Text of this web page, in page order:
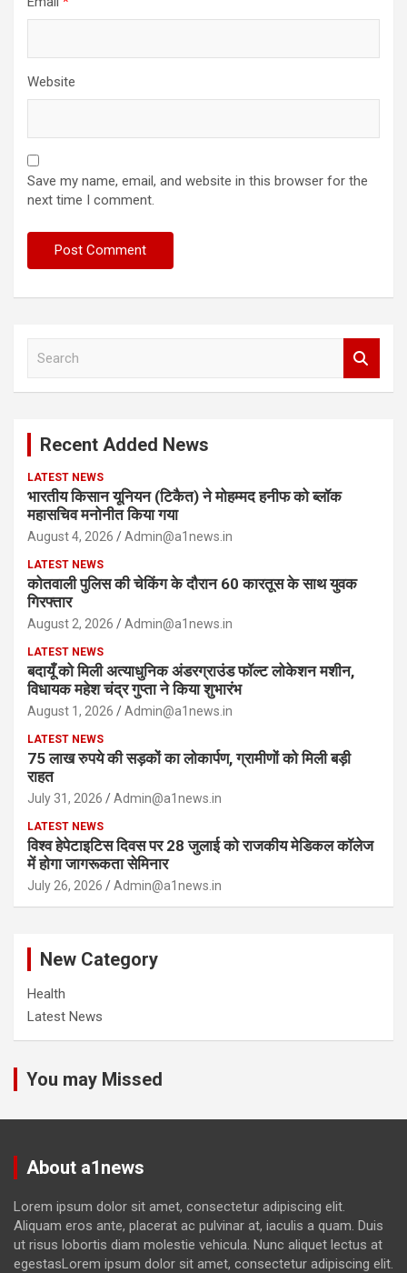
Website
Save my name, email, and website in this browser for the
next time I comment.
Recent Added News
LATEST NEWS
भारतीय किसान यूनियन (टिकैत) ने मोहम्मद हनीफ को ब्लॉक
महासचिव मनोनीत किया गया
August 4, 2026 Admin@a1news.in
LATEST NEWS
कोतवाली पुलिस की चेकिंग के दौरान 60 कारतूस के साथ युवक
गिरफ्तार
August 2, 2026 Admin@a1news.in
LATEST NEWS
बदायूँ को मिली अत्याधुनिक अंडरग्राउंड फॉल्ट लोकेशन मशीन,
विधायक महेश चंद्र गुप्ता ने किया शुभारंभ
August 1, 2026 Admin@a1news.in
LATEST NEWS
75 लाख रुपये की सड़कों का लोकार्पण, ग्रामीणों को मिली बड़ी
राहत
July 31, 2026 Admin@a1news.in
LATEST NEWS
विश्व हेपेटाइटिस दिवस पर 28 जुलाई को राजकीय मेडिकल कॉलेज
में होगा जागरूकता सेमिनार
July 26, 2026 Admin@a1news.in
New Category
Health
Latest News
You may Missed
About a1news
Lorem ipsum dolor sit amet, consectetur adipiscing elit.
Aliquam eros ante, placerat ac pulvinar at, iaculis a quam. Duis
ut risus lobortis diam molestie vehicula. Nunc aliquet lectus at
egestasLorem ipsum dolor sit amet, consectetur adipiscing elit.